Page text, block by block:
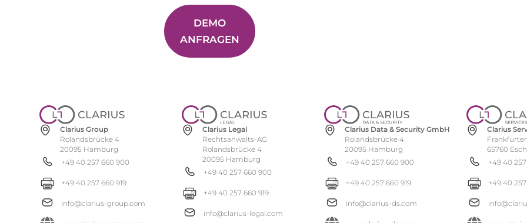
DEMO
ANFRAGEN
Clarius Group
Rolandsbrücke 4
20095 Hamburg
+49 40 257 660 900
+49 40 257 660 919
info@clarius-group.com
Clarius Legal
Rechtsanwalts-AG
Rolandsbrücke 4
20095 Hamburg
+49 40 257 660 900
+49 40 257 660 919
info@clarius-legal.com
Clarius Data & Security GmbH
Rolandsbrücke 4
20095 Hamburg
+49 40 257 660 900
+49 40 257 660 919
info@clarius-ds.com
Clarius
65760
+49 40
+49 40